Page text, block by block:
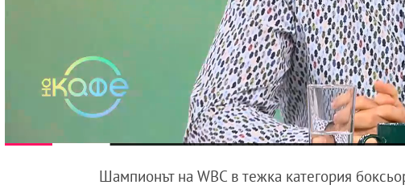
Шампионът на WBC в тежка категория